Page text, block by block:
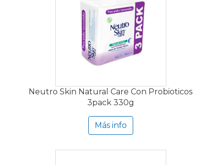
Neutro Skin Natural Care Con Probioticos
3pack 330g
Más info